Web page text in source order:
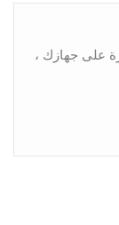
على جهازك ،